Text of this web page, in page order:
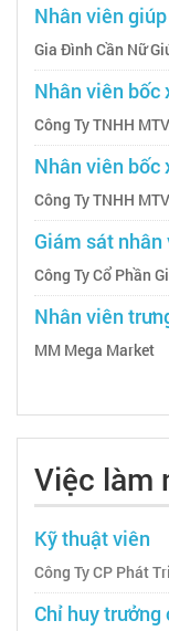
Nhân viên
Gia Đình Cần Nữ
Nhân viên bốc
Công Ty TNHH
Nhân viên bốc
Công Ty TNHH
Giám sát
Công Ty Cổ Phần
Nhân viên
MM Mega Market
Việc làm
Kỹ thuật viên
Công Ty CP Phát
Chỉ huy